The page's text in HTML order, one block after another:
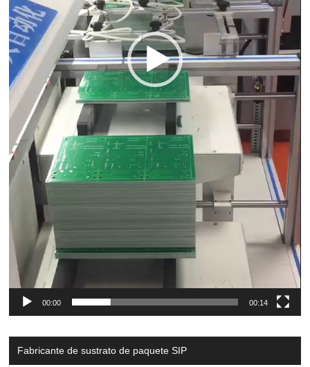
00:00 00:14
Fabricante de sustrato de paquete SIP